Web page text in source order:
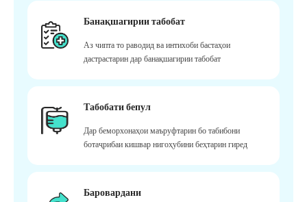
Банақшагирии табобат
Аз чипта то раводид ва интихоби бастаҳои
дастрастарин дар банақшагирии табобат
Табобати бепул
Дар беморхонаҳои маъруфтарин бо табибони
ботаҷрибаи кишвар нигоҳубини беҳтарин гиред
Баровардани